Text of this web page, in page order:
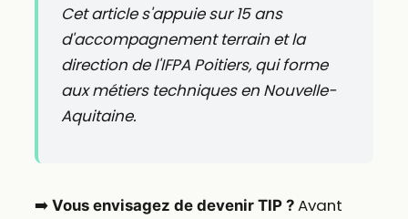
Cet article s'appuie sur 15 ans
d'accompagnement terrain et la
direction de l'IFPA Poitiers, qui forme
aux métiers techniques en Nouvelle-
Aquitaine.
➡️ Vous envisagez de devenir TIP ?Avant